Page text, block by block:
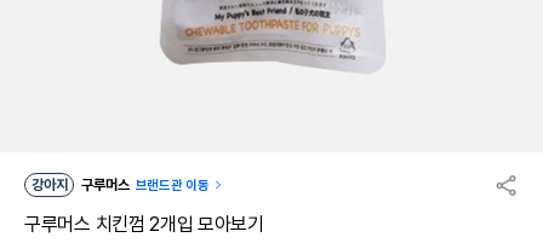
강아지 구루머스 브랜드관 이동
구루머스 치킨껌 2개입 모아보기